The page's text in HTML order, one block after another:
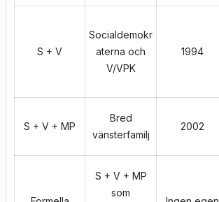
S + V
Socialdemokr
aterna och
V/VPK
1994
S + V + MP
Bred
vänsterfamilj
2002
S + V + MP
som